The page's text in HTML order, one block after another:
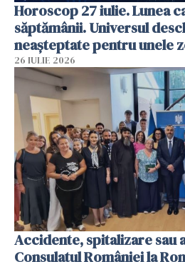
Horoscop 27 iulie. Lunea
săptămânii. Universul
neașteptate pentru unele
26 IULIE 2026
Accidente, spitalizare sau
Consulatul României la